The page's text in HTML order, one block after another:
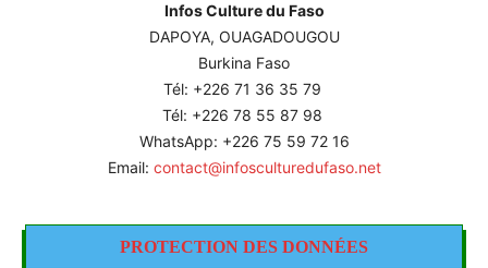
Infos Culture du Faso
DAPOYA, OUAGADOUGOU
Burkina Faso
Tél: +226 71 36 35 79
Tél: +226 78 55 87 98
WhatsApp: +226 75 59 72 16
Email: contact@infosculturedufaso.net
PROTECTION DES DONNÉES